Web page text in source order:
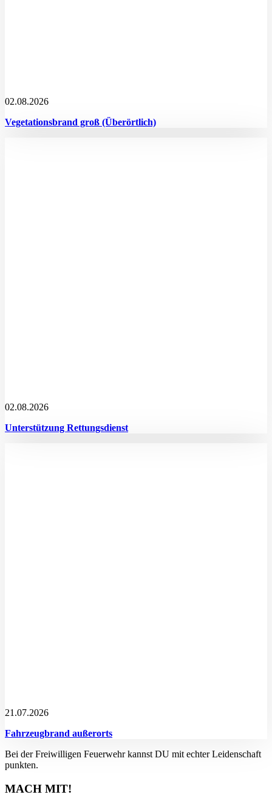
02.08.2026
Vegetationsbrand groß (Überörtlich)
02.08.2026
Unterstützung Rettungsdienst
21.07.2026
Fahrzeugbrand außerorts
Bei der Freiwilligen Feuerwehr kannst DU mit echter Leidenschaft
punkten.
MACH MIT!